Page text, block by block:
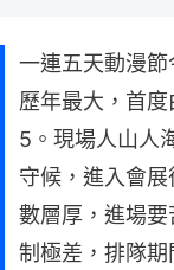
一連五天動漫
歷年最大，首
5。現場人山人
守候，進入會展
數層厚，進場
制極差，排隊